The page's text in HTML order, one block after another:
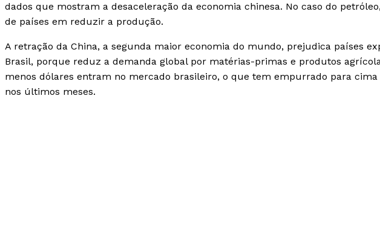
dados que mostram a desaceleração da economia chinesa. No caso do
de países em reduzir a produção.
A retração da China, a segunda maior economia do mundo, prejudica países
Brasil, porque reduz a demanda global por matérias-primas e produtos
menos dólares entram no mercado brasileiro, o que tem empurrado para
nos últimos meses.